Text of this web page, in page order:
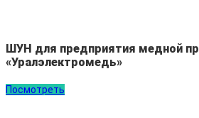
ШУН для предприятия медной
«Уралэлектромедь»
Посмотреть